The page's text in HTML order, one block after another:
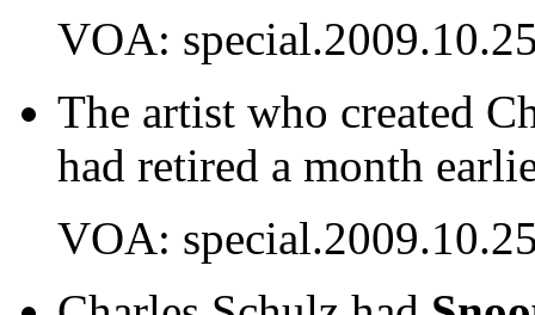
VOA:
The artist who created
had retired a month
VOA: